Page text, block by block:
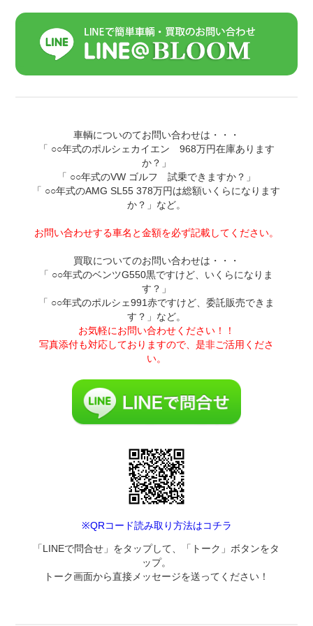
車輌についのてお問い合わせは・・・
「 ○○年式のポルシェカイエン 968万円在庫あります
か？」
「 ○○年式のVW ゴルフ 試乗できますか？」
「 ○○年式のAMG SL55 378万円は総額いくらになります
か？」など。
お問い合わせする車名と金額を必ず記載してください。
買取についてのお問い合わせは・・・
「 ○○年式のベンツG550黒ですけど、いくらになりま
す？」
「 ○○年式のポルシェ991赤ですけど、委託販売できま
す？」など。
お気軽にお問い合わせください！！
写真添付も対応しておりますので、是非ご活用くださ
い。
※QRコード読み取り方法はコチラ
「LINEで問合せ」をタップして、「トーク」ボタンをタ
ップ。
トーク画面から直接メッセージを送ってください！